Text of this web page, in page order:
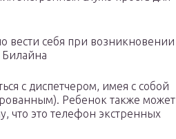
вести себя при возникновении
с диспетчером, имея с собой
Ребенок также может
что это телефон экстренных